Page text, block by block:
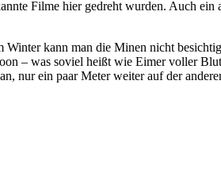
Filme hier gedreht wurden. Auch
kann man die Minen nicht
– was soviel heißt wie Eimer voller
nur ein paar Meter weiter auf der